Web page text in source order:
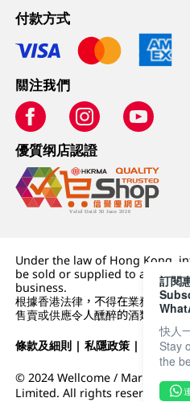
付款方式
關注我們
優質纲店認證
Under the law of Hong Kong,
be sold or supplied to a minor
business.
根據香港法律，不得在業務過程中
售賣或供應令人醺醉的酒類。
條款及細則 |私隱政策 | DFI零售
© 2024 Wellcome / Market
Limited. All rights reserved.
訂閱
快人
Stay
the